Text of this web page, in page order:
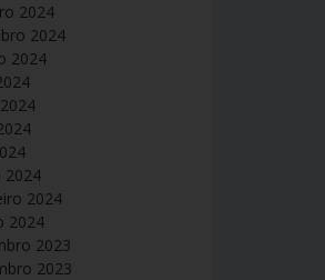
2024
2024
2024
2024
2024
2024
2023
2023